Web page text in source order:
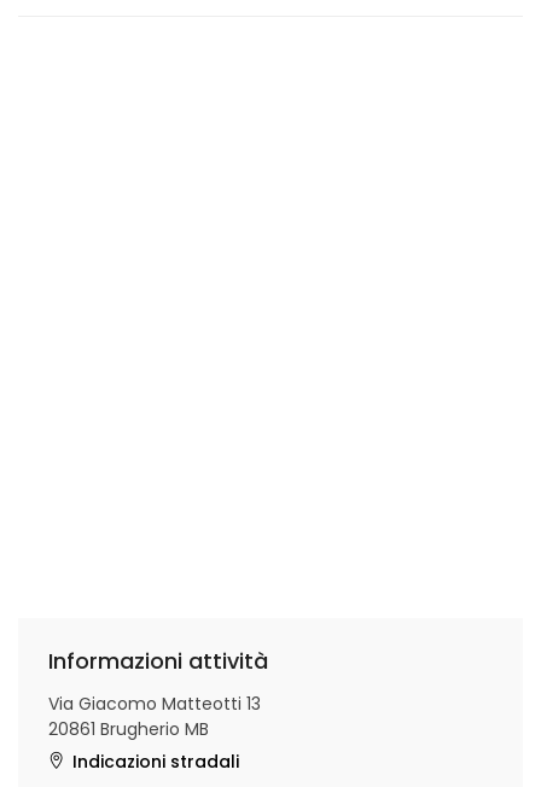
Informazioni attività
Via Giacomo Matteotti 13
20861 Brugherio MB
Indicazioni stradali